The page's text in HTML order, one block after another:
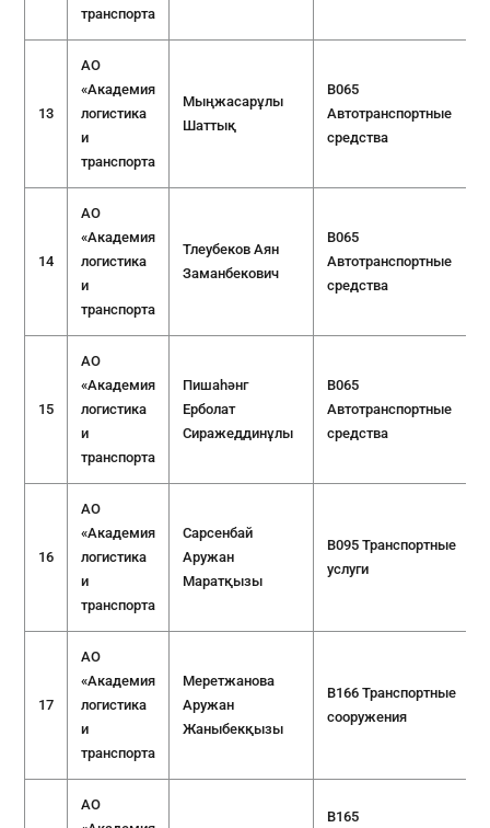
транспорта
13
АО
«Академия
логистика
и
транспорта
Мыңжасарұлы
Шаттық
B065
Автотранспортные
средства
14
АО
«Академия
логистика
и
транспорта
Тлеубеков Аян
Заманбекович
B065
Автотранспортные
средства
15
АО
«Академия
логистика
и
транспорта
Пишаһәнг
Ерболат
Сиражеддинұлы
B065
Автотранспортные
средства
16
АО
«Академия
логистика
и
транспорта
Сарсенбай
Аружан
Маратқызы
B095 Транспортные
услуги
17
АО
«Академия
логистика
и
транспорта
Меретжанова
Аружан
Жаныбекқызы
B166 Транспортные
сооружения
АО
B165